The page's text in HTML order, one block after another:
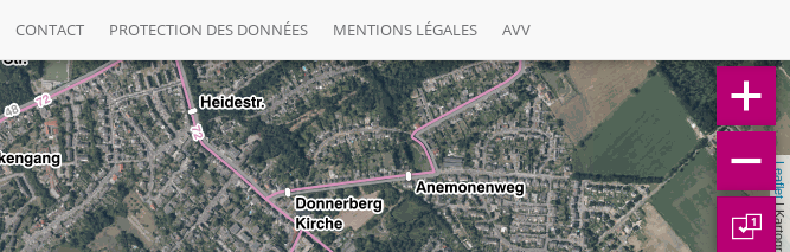
CONTACT PROTECTION DES DONNÉES MENTIONS LÉGALES AVV
Leaflet
1